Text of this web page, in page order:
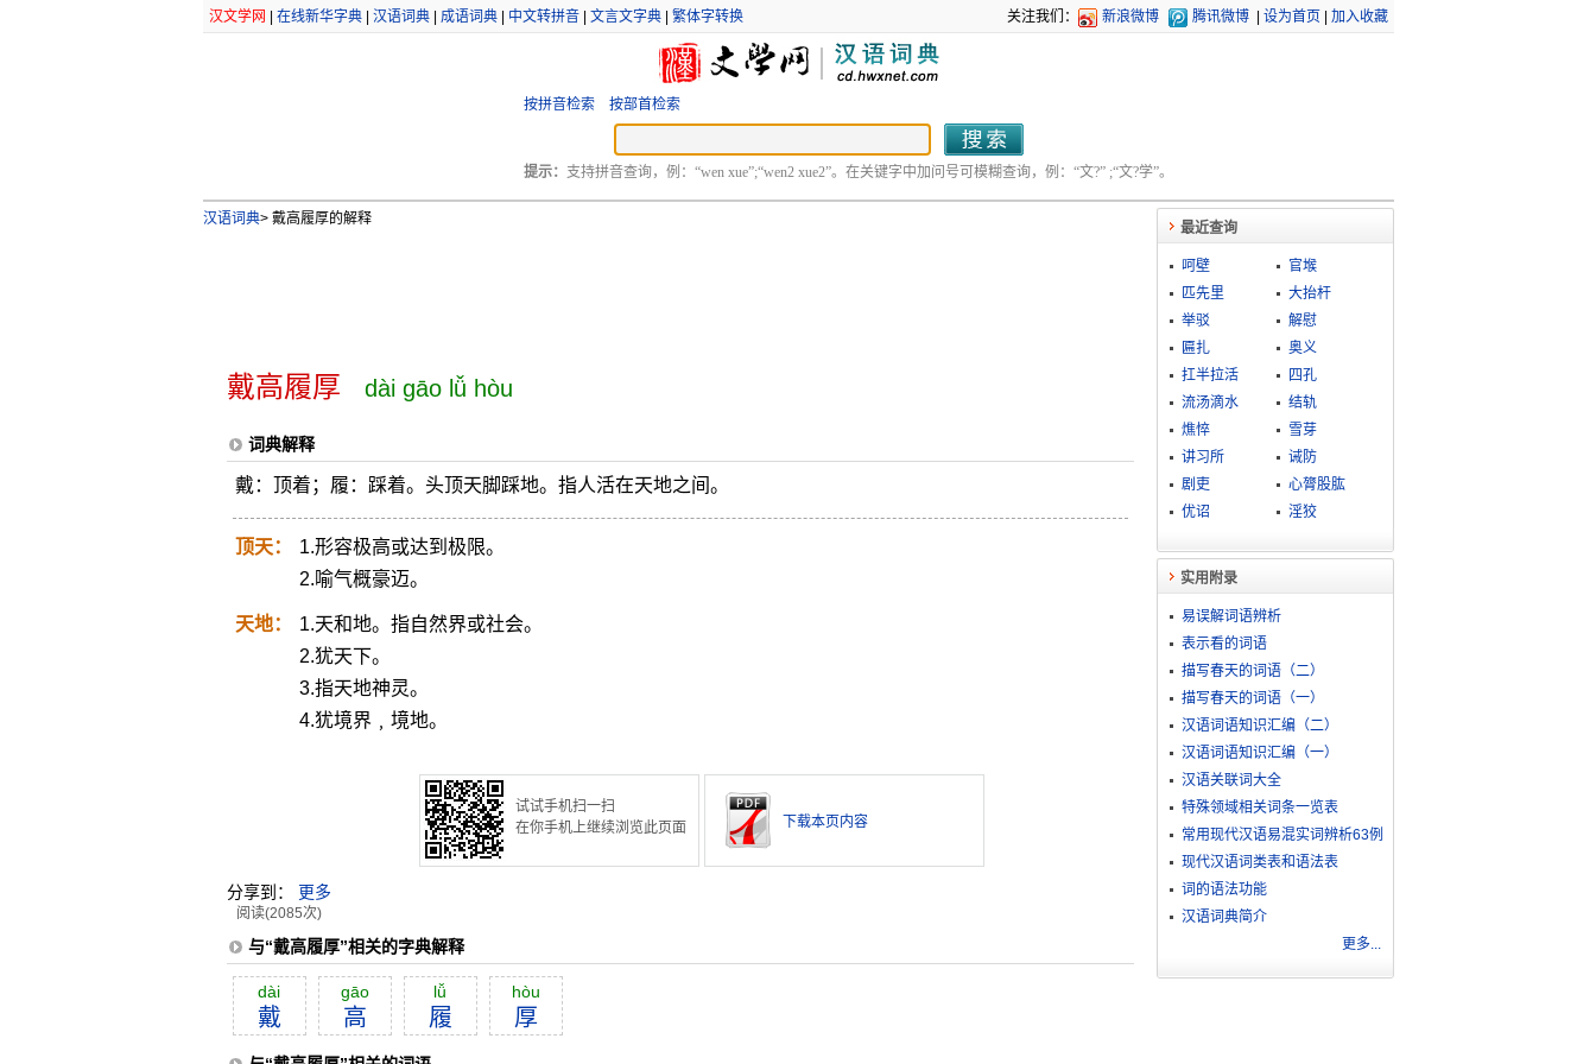
汉文学网 在线新华字典| 汉语词典| 成语词典| 中文转拼音| 文言文字典| 繁体字转换 关注我们： 新浪微博 腾讯微博 设为首页 加入收藏
按拼音检索 按部首检索
提示： 支持拼音查询，例：“wen xue”;“wen2 xue2”。在关键字中加问号可模糊查询，例：“文?” ;“文?学”。
汉语词典>戴高履厚的解释
戴高履厚 dài gāo lǚ hòu
词典解释
戴：顶着；履：踩着。头顶天脚踩地。指人活在天地之间。
顶天：
1.形容极高或达到极限。
2.喻气概豪迈。
天地：
1.天和地。指自然界或社会。
2.犹天下。
3.指天地神灵。
4.犹境界﹐境地。
试试手机扫一扫
在你手机上继续浏览此页面
下载本页内容
分享到： 更多
阅读(2085次)
与“戴高履厚”相关的字典解释
dài
戴
gāo
高
lǚ
履
hòu
厚
最近查询
呵壁
官堠
匹先里
大抬杆
举驳
解慰
匾扎
奥义
扛半拉活
四孔
流汤滴水
结轨
燋悴
雪芽
讲习所
诫防
剧吏
心膂股肱
优诏
淫狡
实用附录
易误解词语辨析
表示看的词语
描写春天的词语（二）
描写春天的词语（一）
汉语词语知识汇编（二）
汉语词语知识汇编（一）
汉语关联词大全
特殊领域相关词条一览表
常用现代汉语易混实词辨析63例
现代汉语词类表和语法表
词的语法功能
汉语词典简介
更多...